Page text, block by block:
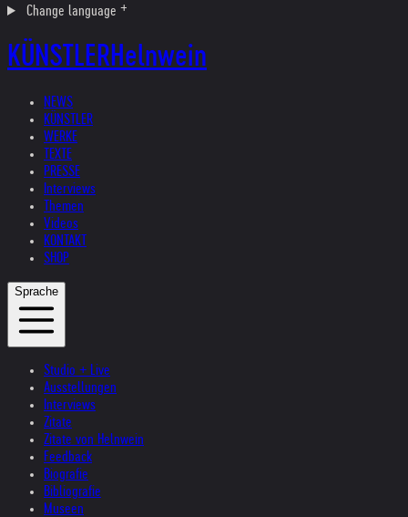
Change language
KÜNSTLERHelnwein
NEWS
KÜNSTLER
WERKE
TEXTE
PRESSE
Interviews
Themen
Videos
KONTAKT
SHOP
Sprache
Studio + Live
Ausstellungen
Interviews
Zitate
Zitate von Helnwein
Feedback
Biografie
Bibliografie
Museen